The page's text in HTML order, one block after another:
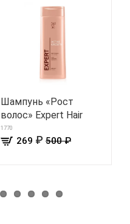
Шампунь «Рост
волос» Expert Hair
1770
269 ₽ 500 ₽